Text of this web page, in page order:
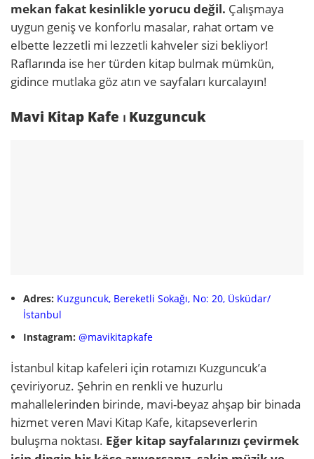
mekan fakat kesinlikle yorucu değil. Çalışmaya
uygun geniş ve konforlu masalar, rahat ortam ve
elbette lezzetli mi lezzetli kahveler sizi bekliyor!
Raflarında ise her türden kitap bulmak mümkün,
gidince mutlaka göz atın ve sayfaları kurcalayın!
Mavi Kitap Kafe ⏐ Kuzguncuk
Adres: Kuzguncuk, Bereketli Sokağı, No: 20, Üsküdar/
İstanbul
Instagram:@mavikitapkafe
İstanbul kitap kafeleri için rotamızı Kuzguncuk’a
çeviriyoruz. Şehrin en renkli ve huzurlu
mahallelerinden birinde, mavi-beyaz ahşap bir binada
hizmet veren Mavi Kitap Kafe, kitapseverlerin
buluşma noktası. Eğer kitap sayfalarınızı çevirmek